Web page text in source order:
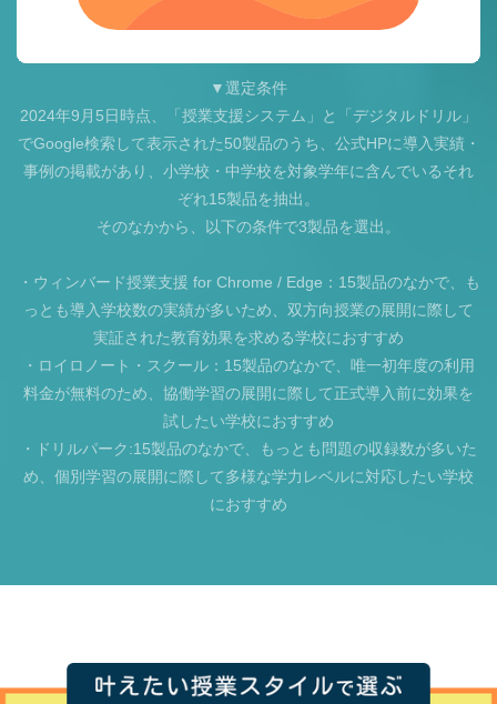
▼選定条件
2024年9月5日時点、「授業支援システム」と「デジタルドリル」
でGoogle検索して表示された50製品のうち、公式HPに導入実績・
事例の掲載があり、小学校・中学校を対象学年に含んでいるそれ
ぞれ15製品を抽出。
そのなかから、以下の条件で3製品を選出。
・ウィンバード授業支援 for Chrome / Edge：15製品のなかで、も
っとも導入学校数の実績が多いため、双方向授業の展開に際して
実証された教育効果を求める学校におすすめ
・ロイロノート・スクール：15製品のなかで、唯一初年度の利用
料金が無料のため、協働学習の展開に際して正式導入前に効果を
試したい学校におすすめ
・ドリルパーク:15製品のなかで、もっとも問題の収録数が多いた
め、個別学習の展開に際して多様な学力レベルに対応したい学校
におすすめ